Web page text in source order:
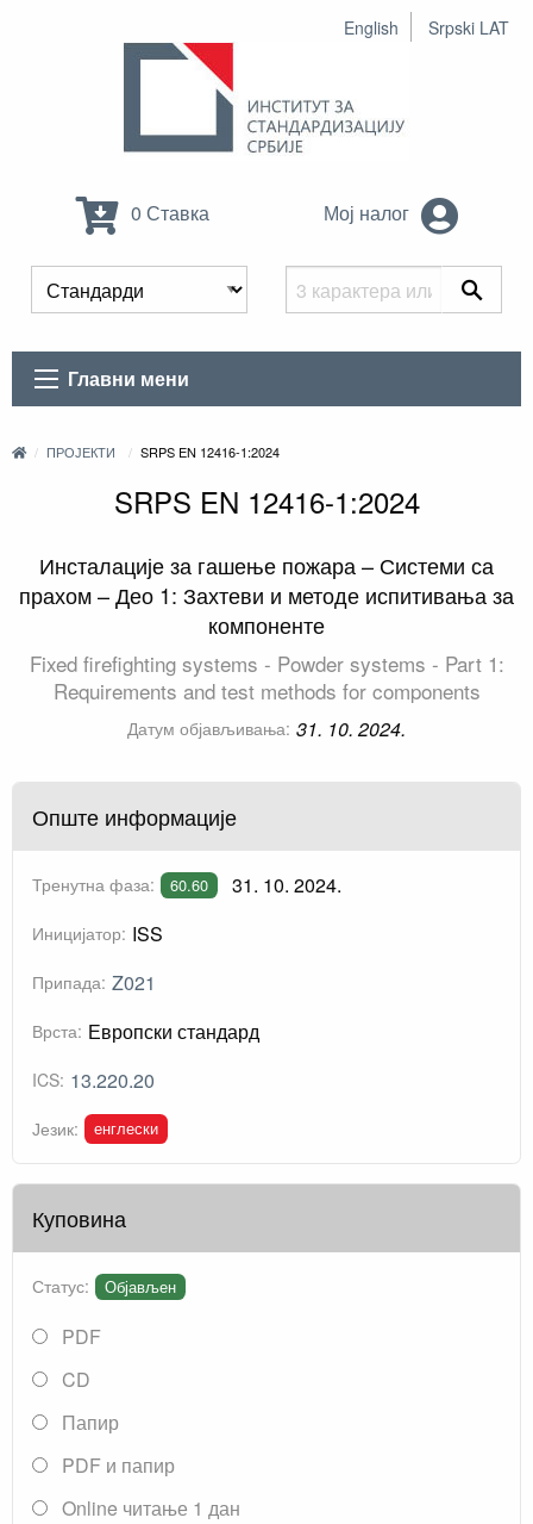
English Srpski LAT
0 Ставка Мој налог
Главни мени
ПРОЈЕКТИ SRPS EN 12416-1:2024
SRPS EN 12416-1:2024
Инсталације за гашење пожара – Системи са
прахом – Део 1: Захтеви и методе испитивања за
компоненте
Fixed firefighting systems - Powder systems - Part 1:
Requirements and test methods for components
Датум објављивања: 31. 10. 2024.
Опште информације
Тренутна фаза: 60.60 31. 10. 2024.
Иницијатор: ISS
Припада: Z021
Врста: Европски стандард
ICS: 13.220.20
Језик: енглески
Куповина
Статус: Објављен
PDF
CD
Папир
PDF и папир
Online читање 1 дан